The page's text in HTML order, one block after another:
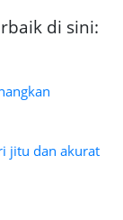
di sini:
jitu dan akurat